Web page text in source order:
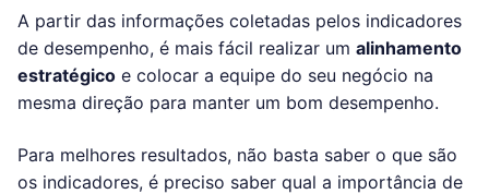
A partir das informações coletadas pelos indicadores
de desempenho, é mais fácil realizar um alinhamento
estratégico e colocar a equipe do seu negócio na
mesma direção para manter um bom desempenho.
Para melhores resultados, não basta saber o que são
os indicadores, é preciso saber qual a importância de